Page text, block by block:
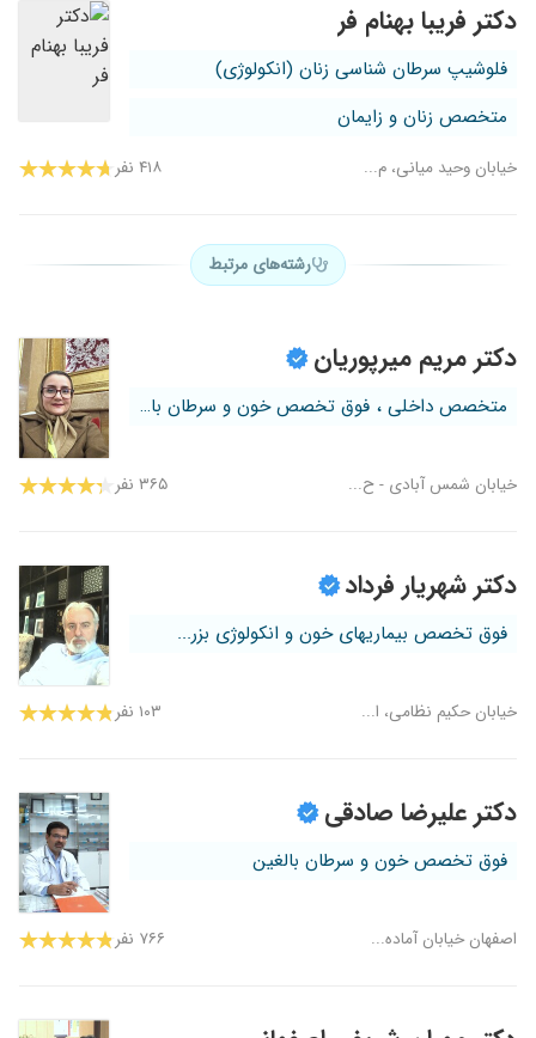
دکتر فریبا بهنام فر
فلوشیپ سرطان شناسی زنان (انکولوژی)
متخصص زنان و زایمان
خیابان وحید میانی، م... ۴۱۸ نفر
رشته‌های مرتبط
دکتر مریم میرپوریان
متخصص داخلی ، فوق تخصص خون و سرطان با...
خیابان شمس آبادی - ح... ۳۶۵ نفر
دکتر شهریار فرداد
فوق تخصص بیماریهای خون و انکولوژی بزر...
خیابان حکیم نظامی، ا... ۱۰۳ نفر
دکتر علیرضا صادقی
فوق تخصص خون و سرطان بالغین
اصفهان خیابان آماده... ۷۶۶ نفر